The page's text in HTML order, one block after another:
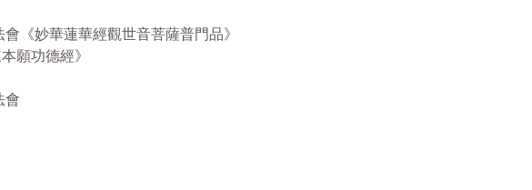
《妙華蓮華經觀世音菩薩普門品》
願功德經》
會